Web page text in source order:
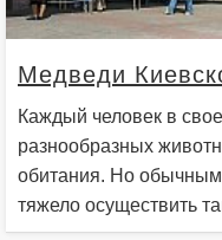
Медведи
Каждый человек в
разнообразных
обитания. Но
тяжело осуществить